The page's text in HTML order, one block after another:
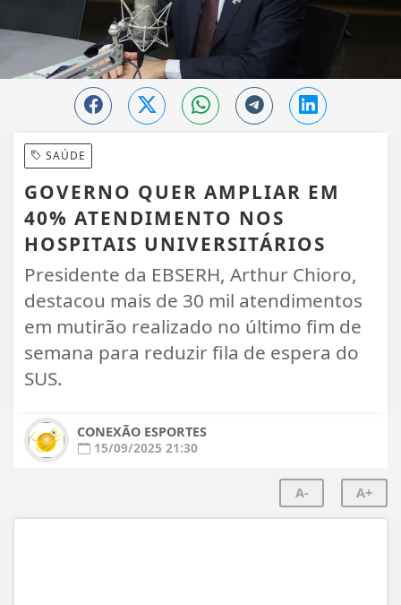
SAÚDE
GOVERNO QUER AMPLIAR EM
40% ATENDIMENTO NOS
HOSPITAIS UNIVERSITÁRIOS
Presidente da EBSERH, Arthur Chioro,
destacou mais de 30 mil atendimentos
em mutirão realizado no último fim de
semana para reduzir fila de espera do
SUS.
CONEXÃO ESPORTES
15/09/2025 21:30
A- A+